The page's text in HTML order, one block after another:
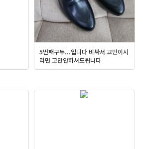
5번째구두...입니다 비싸서 고민이시
라면 고민안하셔도됩니다